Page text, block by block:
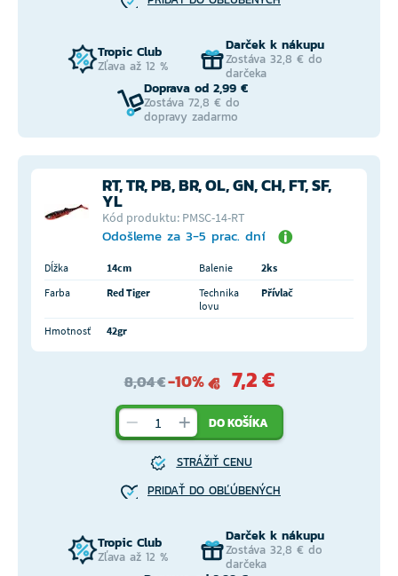
Tropic Club
Zľava až 12 %
Darček k nákupu
Zostáva 32,8 € do
darčeka
Doprava od 2,99 €
Zostáva 72,8 € do
dopravy zadarmo
RT, TR, PB, BR, OL, GN, CH, FT, SF,
YL
Kód produktu: PMSC-14-RT
Odošleme za 3-5 prac. dní
Dĺžka 14cm Balenie
2ks
Farba
Red Tiger
Technika
lovu
Přívlač
Hmotnosť 42gr
8,04 €-10% 7,2 €
DO KOŠÍKA
STRÁŽIŤ CENU
PRIDAŤ DO OBĽÚBENÝCH
Tropic Club
Zľava až 12 %
Darček k nákupu
Zostáva 32,8 € do
darčeka